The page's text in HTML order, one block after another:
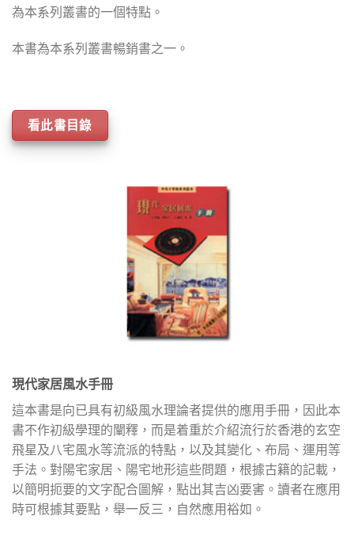
為本系列叢書的一個特點。
本書為本系列叢書暢銷書之一。
看此書目錄
現代家居風水手冊
這本書是向已具有初級風水理論者提供的應用手冊，因此本
書不作初級學理的闡釋，而是着重於介紹流行於香港的玄空
飛星及八宅風水等流派的特點，以及其變化、布局、運用等
手法。對陽宅家居、陽宅地形這些問題，根據古籍的記載，
以簡明扼要的文字配合圖解，點出其吉凶要害。讀者在應用
時可根據其要點，舉一反三，自然應用裕如。